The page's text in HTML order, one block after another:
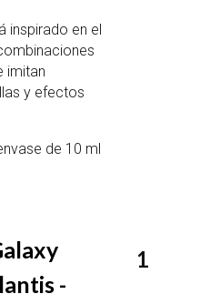
inspirado en el
imitan
y efectos
de 10 ml
-
1